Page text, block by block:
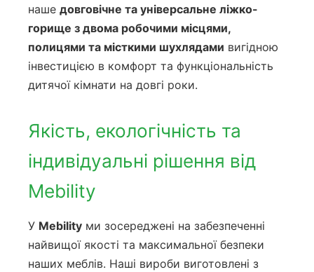
наше довговічне та універсальне ліжко-
горище з двома робочими місцями,
полицями та місткими шухлядами вигідною
інвестицією в комфорт та функціональність
дитячої кімнати на довгі роки.
Якість, екологічність та
індивідуальні рішення від
Mebility
У Mebility ми зосереджені на забезпеченні
найвищої якості та максимальної безпеки
наших меблів. Наші вироби виготовлені з